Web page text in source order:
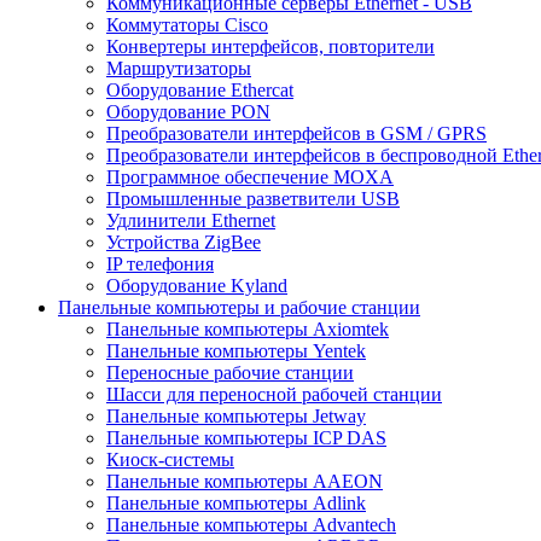
Коммутаторы Cisco
Конвертеры интерфейсов, повторители
Маршрутизаторы
Оборудование Ethercat
Оборудование PON
Преобразователи интерфейсов в GSM / GPRS
Преобразователи интерфейсов в беспроводной
Программное обеспечение MOXA
Промышленные разветвители USB
Удлинители Ethernet
Устройства ZigBee
IP телефония
Оборудование Kyland
Панельные компьютеры и рабочие станции
Панельные компьютеры Axiomtek
Панельные компьютеры Yentek
Переносные рабочие станции
Шасси для переносной рабочей станции
Панельные компьютеры Jetway
Панельные компьютеры ICP DAS
Киоск-системы
Панельные компьютеры AAEON
Панельные компьютеры Adlink
Панельные компьютеры Advantech